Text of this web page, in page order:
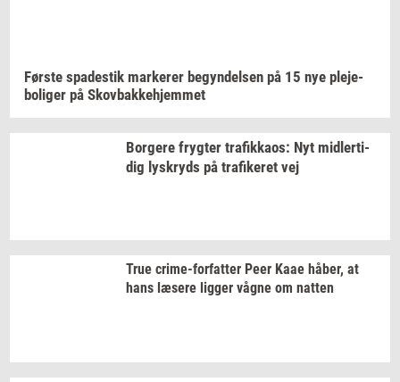
Før­ste spa­destik mar­ke­rer be­gyn­del­sen på 15 nye ple­je­
bo­li­ger på Sko­v­bak­ke­hjem­met
Bor­ge­re fryg­ter tra­fik­ka­os: Nyt mid­ler­ti­
dig lys­kryds på tra­fi­ke­ret vej
True crime-​forfatter Peer Kaae håber, at
hans læ­se­re lig­ger vågne om nat­ten